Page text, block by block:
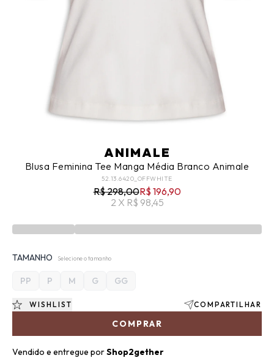
ANIMALE
Blusa Feminina Tee Manga Média Branco Animale
52.13.6420_OFFWHITE
R$ 298,00R$ 196,90
2 X R$ 98,45
TAMANHO Selecione o tamanho
PP P M G GG
COMPRAR
WISHLIST COMPARTILHAR
Vendido e entregue porShop2gether